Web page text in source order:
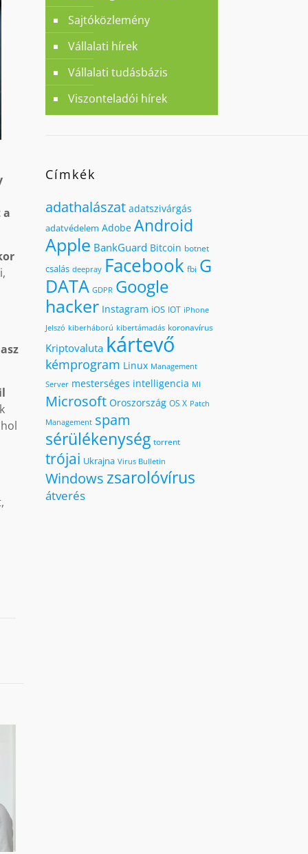
Sajtóközlemény
Vállalati hírek
Vállalati tudásbázis
Viszonteladói hírek
Címkék
adathalászat adatszivárgás
adatvédelem Adobe Android
Apple BankGuard Bitcoin botnet
csalás deepray Facebook fbi G
DATA GDPR Google
hacker Instagram iOS IOT iPhone
Jelszó kiberháború kibertámadás koronavírus
Kriptovaluta kártevő
kémprogram Linux Management
Server mesterséges intelligencia MI
Microsoft Oroszország OS X Patch
Management spam
sérülékenység torrent
trójai Ukrajna Virus Bulletin
Windowszsarolóvírus
átverés